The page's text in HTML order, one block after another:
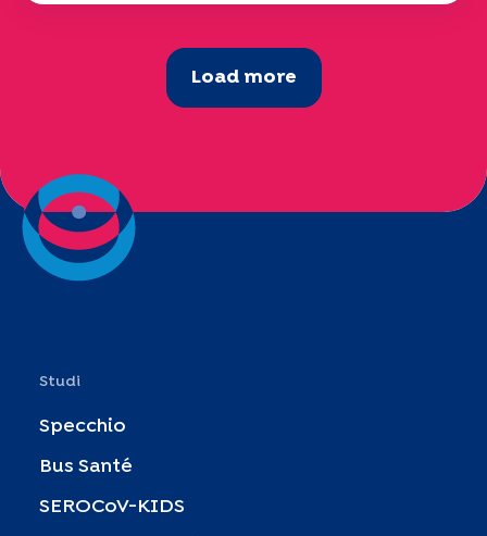
Load more
Studi
Specchio
Bus Santé
SEROCoV-KIDS